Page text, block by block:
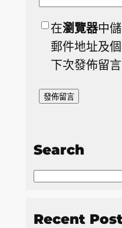
在瀏覽器中
郵件地址及
下次發佈留
Search
S
a
Recent